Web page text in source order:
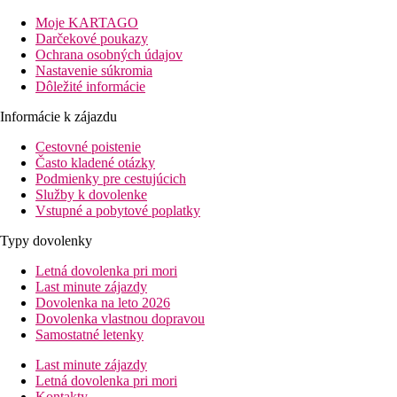
Vstupná hala s recepciou, výťahy, zmenáreň, reštaurácia, bar,
službou The Level terasa s infinity bazénom, výhľadom na
Izby
Dvojlôžková izba, Premium:
Ostatné typy izieb (pokiaľ nie je uvedené inak, majú izby
Dvojposteľová izba, Premium, Výhľad mora:
Level Dvojlôžková izba, Premium:
Level Dvojposteľová izba, Premium, Výhľad mora:
Junior Suita Premium, 1 spálňa:
Pláž
Piesočná pláž Platja del Postiquet pri hoteli (len cez
Stravovanie
Raňajky
Polpenzia
Moje KARTAGO
Darčekové poukazy
Ochrana osobných údajov
Nastavenie súkromia
Dôležité informácie
Informácie k zájazdu
Cestovné poistenie
Často kladené otázky
Podmienky pre cestujúcich
Služby k dovolenke
Vstupné a pobytové poplatky
Typy dovolenky
Letná dovolenka pri mori
Last minute zájazdy
Dovolenka na leto 2026
Dovolenka vlastnou dopravou
Samostatné letenky
Last minute zájazdy
Letná dovolenka pri mori